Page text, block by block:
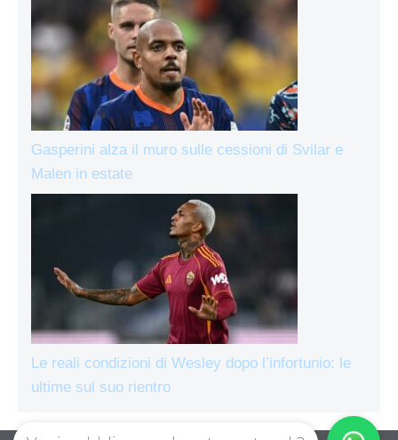
Gasperini alza il muro sulle cessioni di Svilar e
Malen in estate
Le reali condizioni di Wesley dopo l’infortunio: le
ultime sul suo rientro